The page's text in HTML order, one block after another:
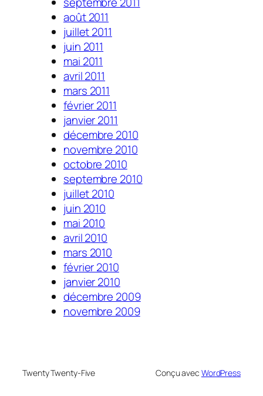
août 2011
juillet 2011
juin 2011
mai 2011
avril 2011
mars 2011
février 2011
janvier 2011
décembre 2010
novembre 2010
octobre 2010
septembre 2010
juillet 2010
juin 2010
mai 2010
avril 2010
mars 2010
février 2010
janvier 2010
décembre 2009
novembre 2009
Twenty Twenty-Five Conçu avec WordPress